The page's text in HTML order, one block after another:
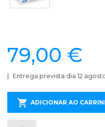
79,00 €
Entrega prevista dia 12
ADICIONAR AO